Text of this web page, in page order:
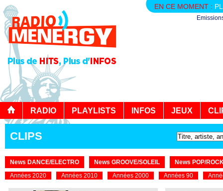
EN CE MOMENT :
RADIO PLAYLISTS INFOS JEUX
CLIPS
News DANCE/ELECTRO News GROOVE/SOLEIL
News POP/
Années 2020
Années 2010 Années 2000 Années 90